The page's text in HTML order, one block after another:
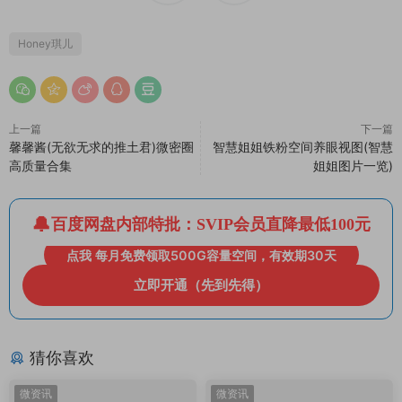
Honey琪儿
上一篇
馨馨酱(无欲无求的推土君)微密圈
高质量合集
下一篇
智慧姐姐铁粉空间养眼视图(智慧
姐姐图片一览)
百度网盘内部特批：SVIP会员直降最低100元
点我 每月免费领取500G容量空间，有效期30天
立即开通（先到先得）
猜你喜欢
微资讯 微资讯